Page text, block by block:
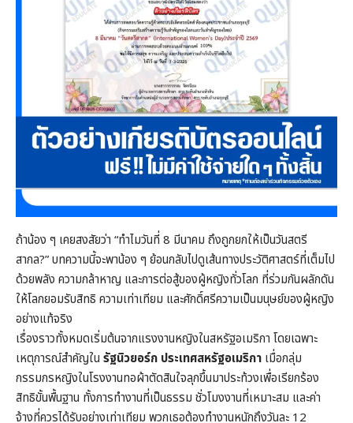
ถ้าน้อง ๆ เคยสงสัยว่า “ทำไมวันที่ 8 มีนาคม ถึงถูกยกให้เป็นวันสตรี
สากล?” บทความนี้จะพาน้อง ๆ ย้อนกลับไปดูเส้นทางประวัติศาสตร์ที่เต็มไป
ด้วยพลัง ความกล้าหาญ และการต่อสู้ของผู้หญิงทั่วโลก ที่ร่วมกันผลักดัน
ให้โลกยอมรับสิทธิ ความเท่าเทียม และศักดิ์ศรีความเป็นมนุษย์ของผู้หญิง
อย่างแท้จริง
เรื่องราวทั้งหมดเริ่มต้นจากแรงงานหญิงในสหรัฐอเมริกา โดยเฉพาะ
เหตุการณ์สำคัญใน รัฐนิวยอร์ก ประเทศสหรัฐอเมริกา เมื่อกลุ่ม
กรรมกรหญิงในโรงงานทอผ้าตัดสินใจลุกขึ้นมาประท้วงเพื่อเรียกร้อง
สิทธิขั้นพื้นฐาน ทั้งการทำงานที่เป็นธรรม ชั่วโมงงานที่เหมาะสม และค่า
จ้างที่ควรได้รับอย่างเท่าเทียม พวกเธอต้องทำงานหนักถึงวันละ 12